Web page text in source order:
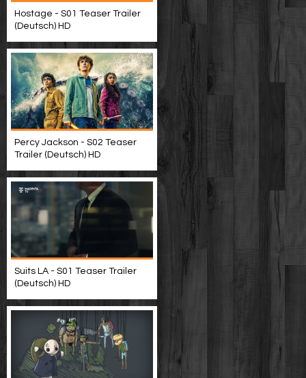
Hostage - S01 Teaser Trailer
(Deutsch) HD
Percy Jackson - S02 Teaser
Trailer (Deutsch) HD
Suits LA - S01 Teaser Trailer
(Deutsch) HD